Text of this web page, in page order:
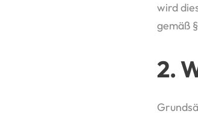
wird
gemäß
2.